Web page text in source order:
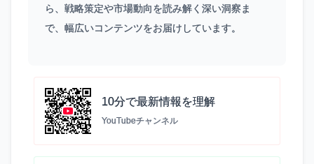
ら、戦略策定や市場動向を読み解く深い洞察ま
で、幅広いコンテンツをお届けしています。
10分で最新情報を理解
YouTubeチャンネル